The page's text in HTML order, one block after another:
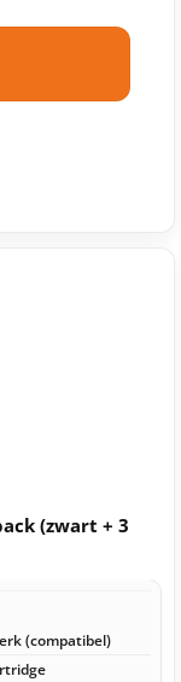
(zwart + 3
(compatibel)